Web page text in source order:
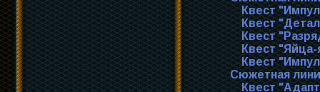
Квест
Квест
Квест
Квест
Квест
Сюжетная
Квест